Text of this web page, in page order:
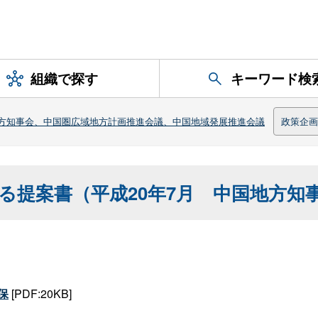
組織で探す キーワード検
知事会、中国圏広域地方計画推進会議、中国地域発展推進会議 政策企
提案書（平成20年7月 中国地方知
[PDF:20KB]